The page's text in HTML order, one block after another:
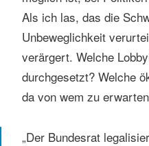
Als ich las, das die
Unbeweglichkeit
verärgert. Welche
durchgesetzt? Welche
da von wem zu
„Der Bundesrat